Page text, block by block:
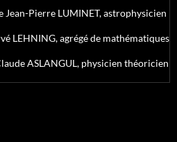
Jean-Pierre LUMINET, astrophysicien
LEHNING, agrégé de mathématiques
ASLANGUL, physicien théoricien